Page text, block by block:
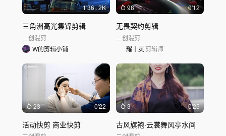
1'36 2K
三角洲高光集锦剪辑
二创混剪
W的剪辑小铺
98 0'12
无畏契约剪辑
二创混剪
耀丨灵 剪辑师
23 0'22
活动快剪 商业快剪
3 0'25
古风旗袍·云裳舞风亭水间